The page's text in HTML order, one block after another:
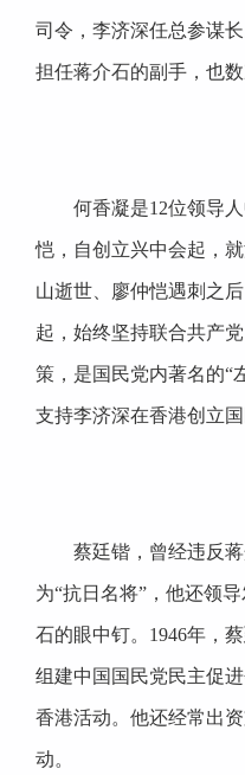
司令，李济深任总参谋
担任蒋介石的副手，也数
何香凝是12位领导
恺，自创立兴中会起，
山逝世、廖仲恺遇刺之
起，始终坚持联合共产
策，是国民党内著名的“
支持李济深在香港创立国
蔡廷锴，曾经违反
为“抗日名将”，他还领
石的眼中钉。1946年，
组建中国国民党民主促
香港活动。他还经常出
动。